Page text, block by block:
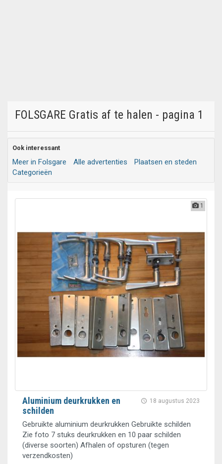
FOLSGARE Gratis af te halen - pagina 1
Ook interessant
Meer in Folsgare Alle advertenties
Plaatsen en steden
Categorieën
1
18 augustus 2023
Aluminium deurkrukken en
schilden
Gebruikte aluminium deurkrukken Gebruikte schilden
Zie foto 7 stuks deurkrukken en 10 paar schilden
(diverse soorten) Afhalen of opsturen (tegen
verzendkosten)